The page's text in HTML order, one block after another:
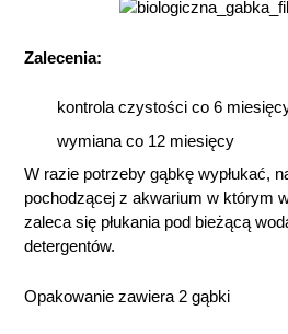
Zalecenia:
kontrola czystości co 6
wymiana co 12 miesięcy
W razie potrzeby gąbkę wypłukać,
pochodzącej z akwarium w którym
zaleca się płukania pod bieżącą
detergentów.
Opakowanie zawiera 2 gąbki